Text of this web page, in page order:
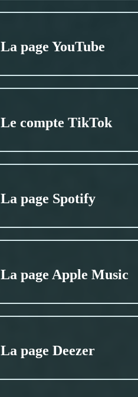
La page YouTube
Le compte TikTok
La page Spotify
La page Apple Music
La page Deezer